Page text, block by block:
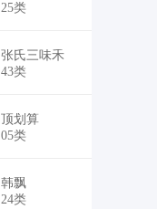
25类
张氏三味禾
43类
顶划算
05类
韩飘
24类